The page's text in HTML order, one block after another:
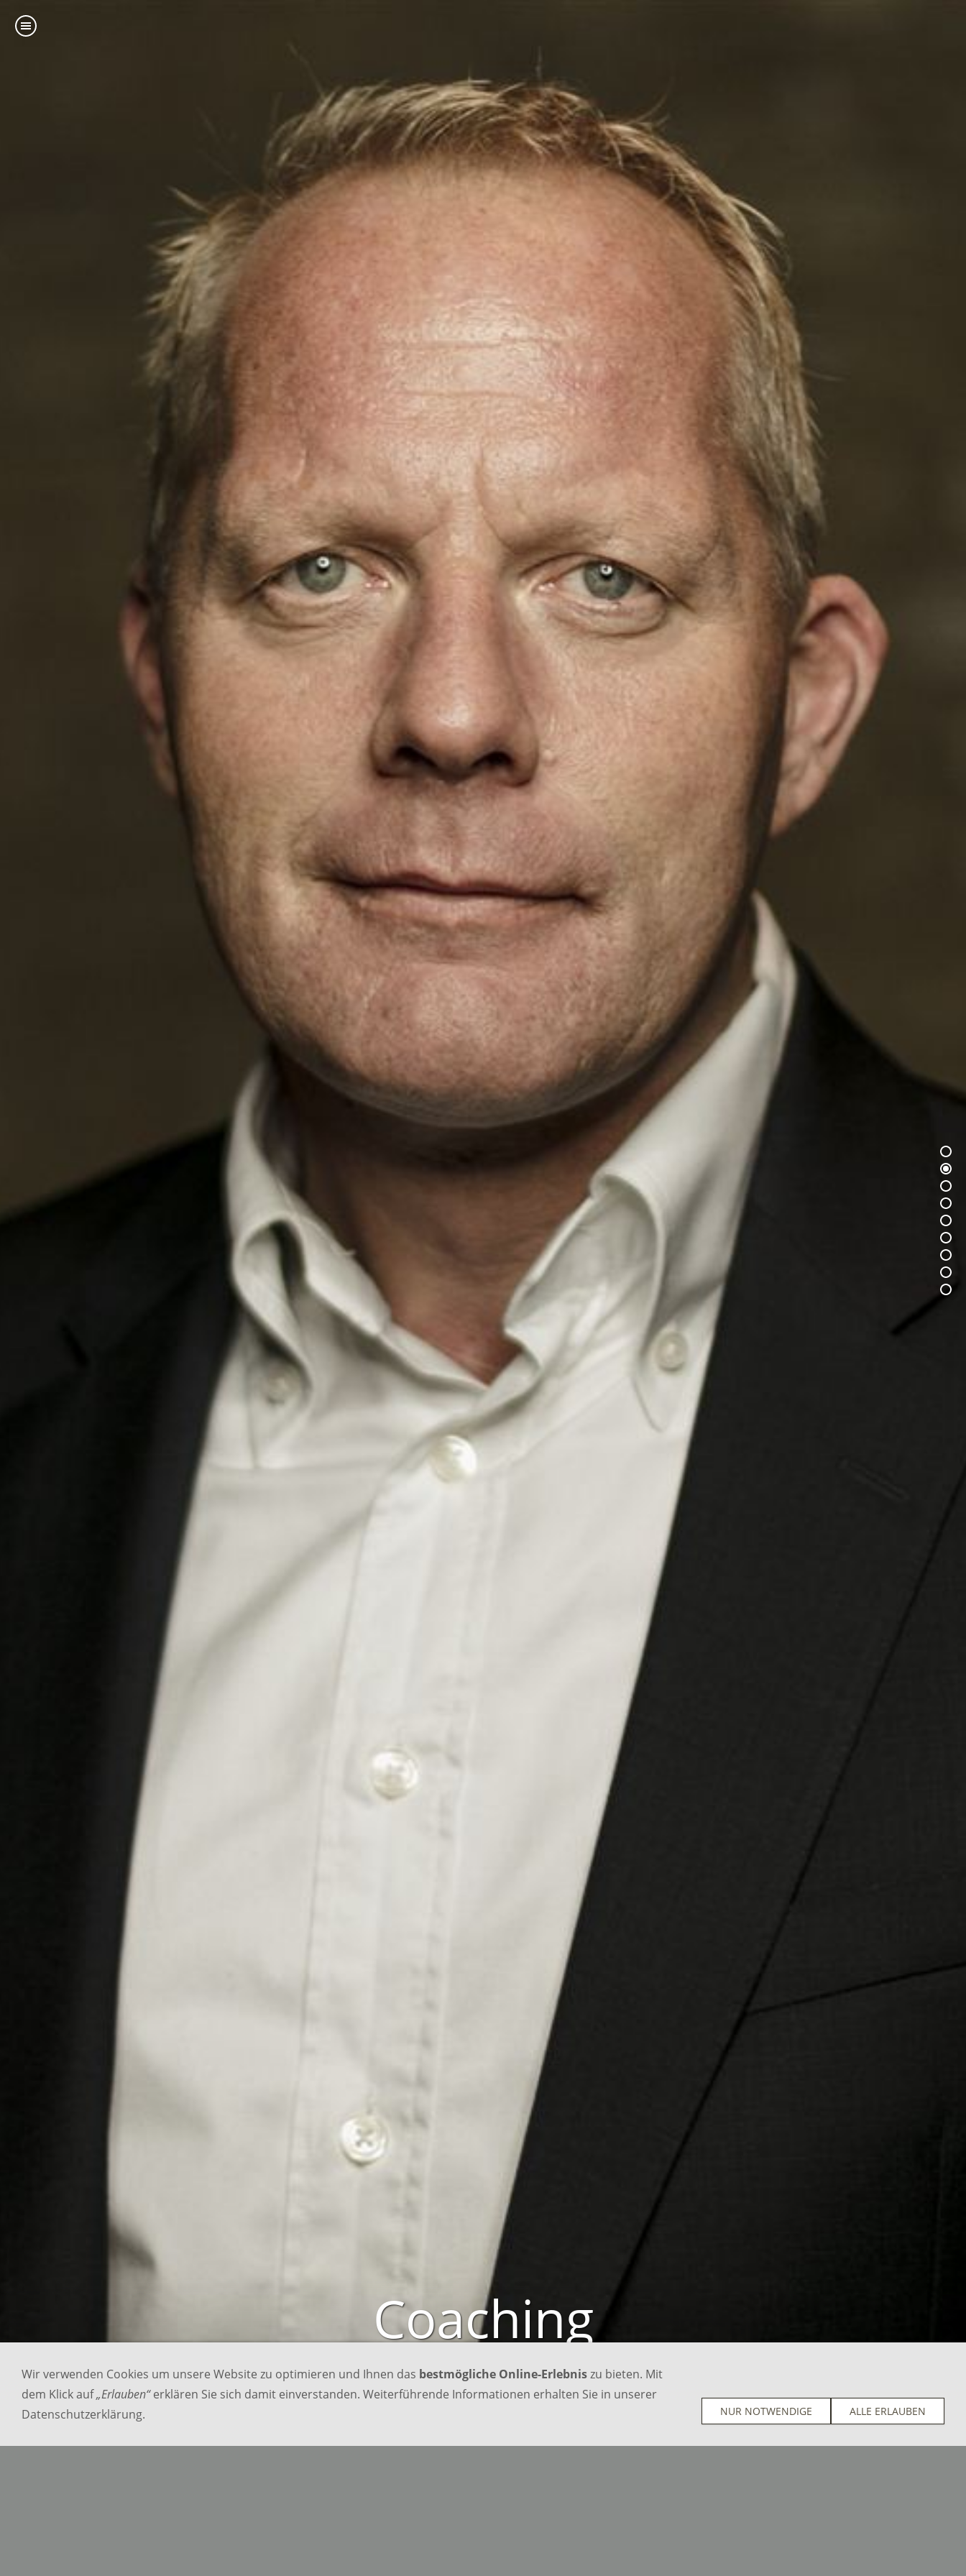
Coaching
Wir verwenden Cookies um unsere Website zu optimieren und Ihnen das bestmögliche Online-Erlebniszu bieten. Mit
dem Klick auf„Erlauben“erklären Sie sich damit einverstanden. Weiterführende Informationen erhalten Sie in unserer
Datenschutzerklärung.
NUR NOTWENDIGE ALLE ERLAUBEN